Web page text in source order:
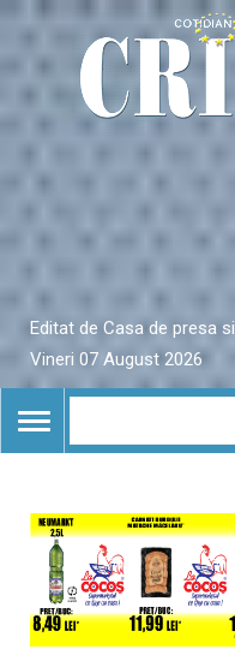
Editat de Casa de presa
Vineri 07 August 2026
TOGGLE
NAVIGATION